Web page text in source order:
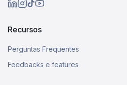
Recursos
Perguntas Frequentes
Feedbacks e features